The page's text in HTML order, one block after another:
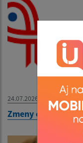
24.07.2026
Zmeny